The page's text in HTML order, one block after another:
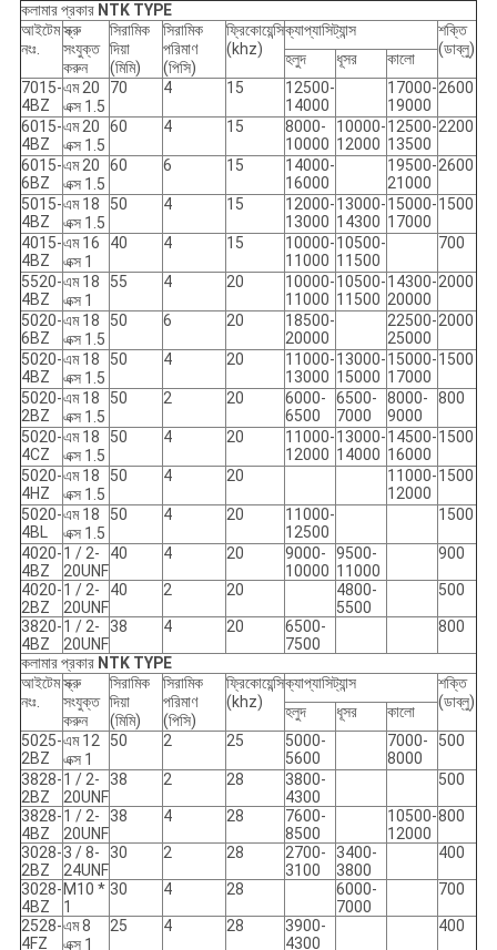
কলামার প্রকার NTK TYPE
আইটেম
নংঃ.
স্ক্রু
সংযুক্ত
করুন
সিরামিক
দিয়া
(মিমি)
সিরামিক
পরিমাণ
(পিসি)
ফ্রিকোয়েন্সি
(khz)
ক্যাপ্যাসিট্যান্স
শক্তি
(ডাব্লু)
হলুদ ধূসর
কালো
7015-
4BZ
এম 20
এক্স 1.5
70 4 15
12500-
14000
17000-
19000
2600
6015-
4BZ
এম 20
এক্স 1.5
60 4 15
8000-
10000
10000-
12000
12500-
13500
2200
6015-
6BZ
এম 20
এক্স 1.5
60 6 15
14000-
16000
19500-
21000
2600
5015-
4BZ
এম 18
এক্স 1.5
50 4 15
12000-
13000
13000-
14300
15000-
17000
1500
4015-
4BZ
এম 16 ​​
এক্স 1
40 4 15
10000-
11000
10500-
11500
700
5520-
4BZ
এম 18
এক্স 1
55 4 20
10000-
11000
10500-
11500
14300-
20000
2000
5020-
6BZ
এম 18
এক্স 1.5
50 6 20
18500-
20000
22500-
25000
2000
5020-
4BZ
এম 18
এক্স 1.5
50 4 20
11000-
13000
13000-
15000
15000-
17000
1500
5020-
2BZ
এম 18
এক্স 1.5
50 2 20
6000-
6500
6500-
7000
8000-
9000
800
5020-
4CZ
এম 18
এক্স 1.5
50 4 20
11000-
12000
13000-
14000
14500-
16000
1500
5020-
4HZ
এম 18
এক্স 1.5
50 4 20
11000-
12000
1500
5020-
4BL
এম 18
এক্স 1.5
50 4 20
11000-
12500
1500
4020-
4BZ
1 / 2-
20UNF
40 4 20
9000-
10000
9500-
11000
900
4020-
2BZ
1 / 2-
20UNF
40 2 20
4800-
5500
500
3820-
4BZ
1 / 2-
20UNF
38 4 20
6500-
7500
800
কলামার প্রকার NTK TYPE
আইটেম
নংঃ.
স্ক্রু
সংযুক্ত
করুন
সিরামিক
দিয়া
(মিমি)
সিরামিক
পরিমাণ
(পিসি)
ফ্রিকোয়েন্সি
(khz)
ক্যাপ্যাসিট্যান্স
শক্তি
(ডাব্লু)
হলুদ ধূসর
কালো
5025-
2BZ
এম 12
এক্স 1
50 2 25
5000-
5600
7000-
8000
500
3828-
2BZ
1 / 2-
20UNF
38 2 28
3800-
4300
500
3828-
4BZ
1 / 2-
20UNF
38 4 28
7600-
8500
10500-
12000
800
3028-
2BZ
3 / 8-
24UNF
30 2 28
2700-
3100
3400-
3800
400
3028-
4BZ
M10 *
1
30 4 28
6000-
7000
700
2528-
4FZ
এম 8
এক্স 1
25 4 28
3900-
4300
400